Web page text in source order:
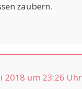
zaubern.
2018 um 23:26 Uhr